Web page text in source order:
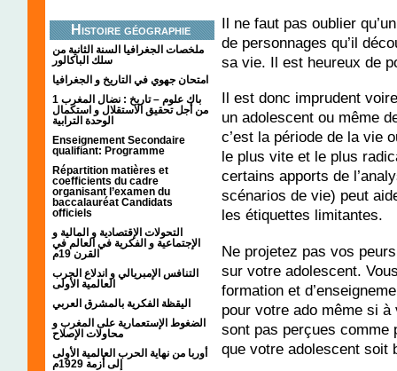
Histoire géographie
ملخصات الجغرافيا السنة الثانية من
سلك الباكالور
امتحان جهوي في التاريخ و الجغرافيا
1 باك علوم – تاريخ : نضال المغرب
من أجل تحقيق الاستقلال و استكمال
الوحدة الترابية
Enseignement Secondaire
qualifiant: Programme
Répartition matières et
coefficients du cadre
organisant l’examen du
baccalauréat Candidats
officiels
التحولات الإقتصادية و المالية و
الإجتماعية و الفكرية في العالم في
القرن 19م
التنافس الإمبريالي و اندلاع الحرب
العالمية الأولى
اليقظة الفكرية بالمشرق العربي
الضغوط الإستعمارية على المغرب و
محاولات الإصلاح
أوربا من نهاية الحرب العالمية الأولى
إلى أزمة 1929م
Il ne faut pas oublier
de personnages qu’il
sa vie. Il est heureux de
Il est donc imprudent
un adolescent ou même
c’est la période de la vie
le plus vite et le plus
certains apports de
scénarios de vie) peut
les étiquettes limitantes.
Ne projetez pas vos
sur votre adolescent.
formation et
pour votre ado même si
sont pas perçues comme
que votre adolescent soit